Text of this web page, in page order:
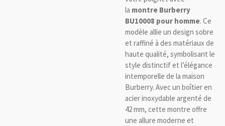
la montre Burberry
BU10008 pour homme. Ce
modèle allie un design sobre
et raffiné à des matériaux de
haute qualité, symbolisant le
style distinctif et l’élégance
intemporelle de la maison
Burberry. Avec un boîtier en
acier inoxydable argenté de
42 mm, cette montre offre
une allure moderne et